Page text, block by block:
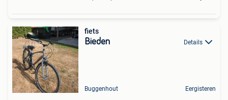
fiets
Bieden Details
Buggenhout Eergisteren